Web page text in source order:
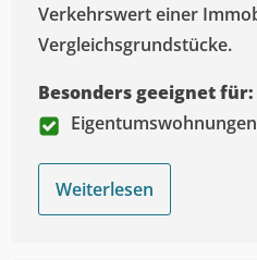
Verkehrswert einer
Vergleichsgrundstücke.
Besonders geeignet für:
Eigentumswohnungen
Weiterlesen